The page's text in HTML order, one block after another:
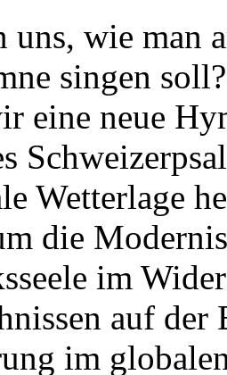
uns, wie man
singen
eine neue
Wetterlage
die
im
auf
im